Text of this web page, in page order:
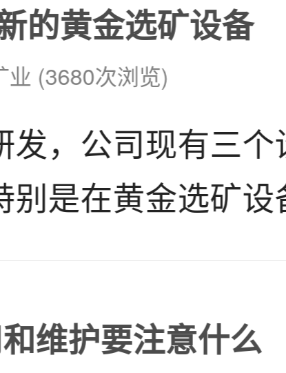
限公司生产的各
、选矿作业，具
能好、使用寿命
的黄金选矿设备
(3680次浏览)
发，公司现有三
别是在黄金选矿设
改进技术来提高
、双叶轮浸出搅
维护要注意什么